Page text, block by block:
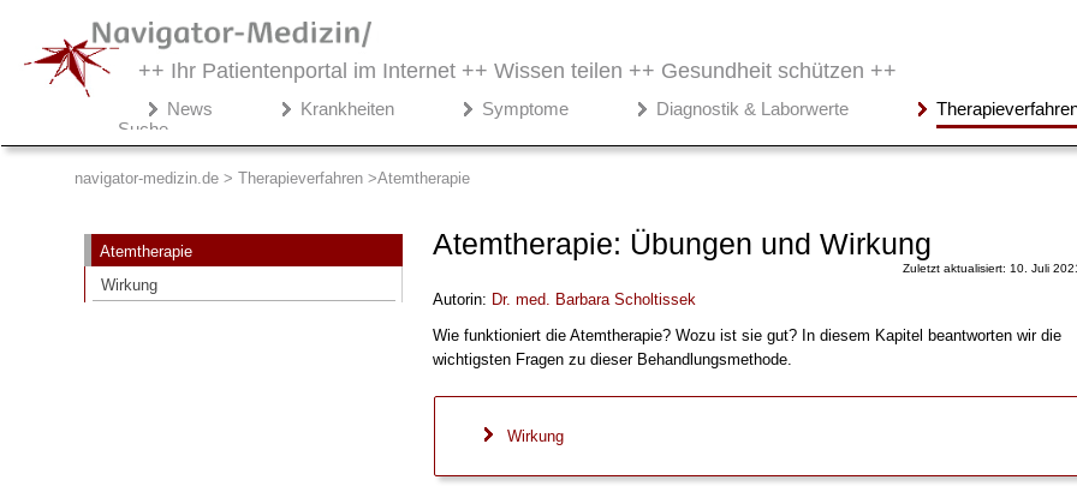
++ Ihr Patientenportal im Internet ++ Wissen teilen ++ Gesundheit schützen ++
News Krankheiten Symptome Diagnostik & Laborwerte
Suche
navigator-medizin.de > Therapieverfahren Atemtherapie
Atemtherapie
Wirkung
Atemtherapie: Übungen und Wirkung
Zuletzt aktualisiert: 10. Juli
Autorin: Dr. med.
Barbara Scholtissek
Wie funktioniert die Atemtherapie? Wozu ist sie gut? In diesem Kapitel beantworten wir die
wichtigsten Fragen zu dieser Behandlungsmethode.
Wirkung
Navigator-
▾
Therapieverfahren
Atemtherapie
Wirkung